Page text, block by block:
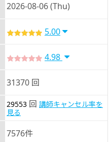
2026-08-06 (Thu)
5.00
4.98
31370 回
29553 回 講師キャンセル率を
見る
7576件